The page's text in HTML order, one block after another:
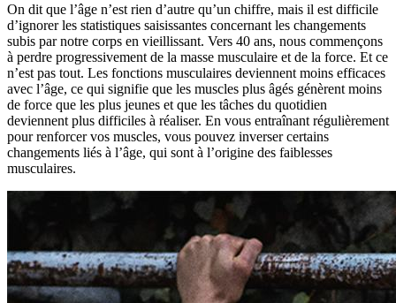
On dit que l’âge n’est rien d’autre qu’un chiffre, mais il est difficile
d’ignorer les statistiques saisissantes concernant les changements
subis par notre corps en vieillissant. Vers 40 ans, nous commençons
à perdre progressivement de la masse musculaire et de la force. Et ce
n’est pas tout. Les fonctions musculaires deviennent moins efficaces
avec l’âge, ce qui signifie que les muscles plus âgés génèrent moins
de force que les plus jeunes et que les tâches du quotidien
deviennent plus difficiles à réaliser. En vous entraînant régulièrement
pour renforcer vos muscles, vous pouvez inverser certains
changements liés à l’âge, qui sont à l’origine des faiblesses
musculaires.